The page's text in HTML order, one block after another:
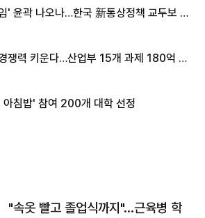
' 윤곽 나오나…한국 新통상정책 교두보 활
쟁력 키운다…산업부 15개 과제 180억 지
아침밥' 참여 200개 대학 선정
"속옷 빨고 졸업식까지"…근육병 학